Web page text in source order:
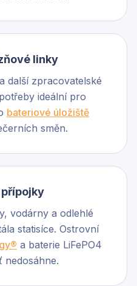
linky
další zpracovatelské
ideální pro
bateriové úložiště
směn.
vodárny a odlehlé
statisíce. Ostrovní
a baterie LiFePO4
nedosáhne.